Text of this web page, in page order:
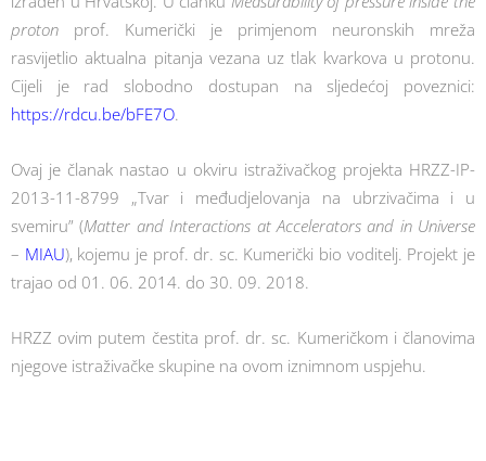
proton prof. Kumerički je primjenom neuronskih mreža
rasvijetlio aktualna pitanja vezana uz tlak kvarkova u protonu.
Cijeli je rad slobodno dostupan na sljedećoj poveznici:
https://rdcu.be/bFE7O.
Ovaj je članak nastao u okviru istraživačkog projekta HRZZ-IP-
2013-11-8799 „Tvar i međudjelovanja na ubrzivačima i u
svemiru” (Matter and Interactions at Accelerators and in Universe
– MIAU), kojemu je prof. dr. sc. Kumerički bio voditelj. Projekt je
trajao od 01. 06. 2014. do 30. 09. 2018.
HRZZ ovim putem čestita prof. dr. sc. Kumeričkom i članovima
njegove istraživačke skupine na ovom iznimnom uspjehu.